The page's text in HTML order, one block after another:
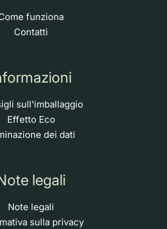
funziona
Contatti
sull'imballaggio
Effetto Eco
dei dati
legali
Note legali
sulla privacy